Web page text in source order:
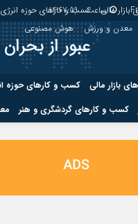
ساعت :14:08:00 مالی کسب و کارهای حوزه انرژی
معدن و ورزش هوش مصنوعی
عبور از
بازار مالی کسب و کارهای حوزه
کسب و کارهای گردشگری و هنر
حوزه کشاورزی